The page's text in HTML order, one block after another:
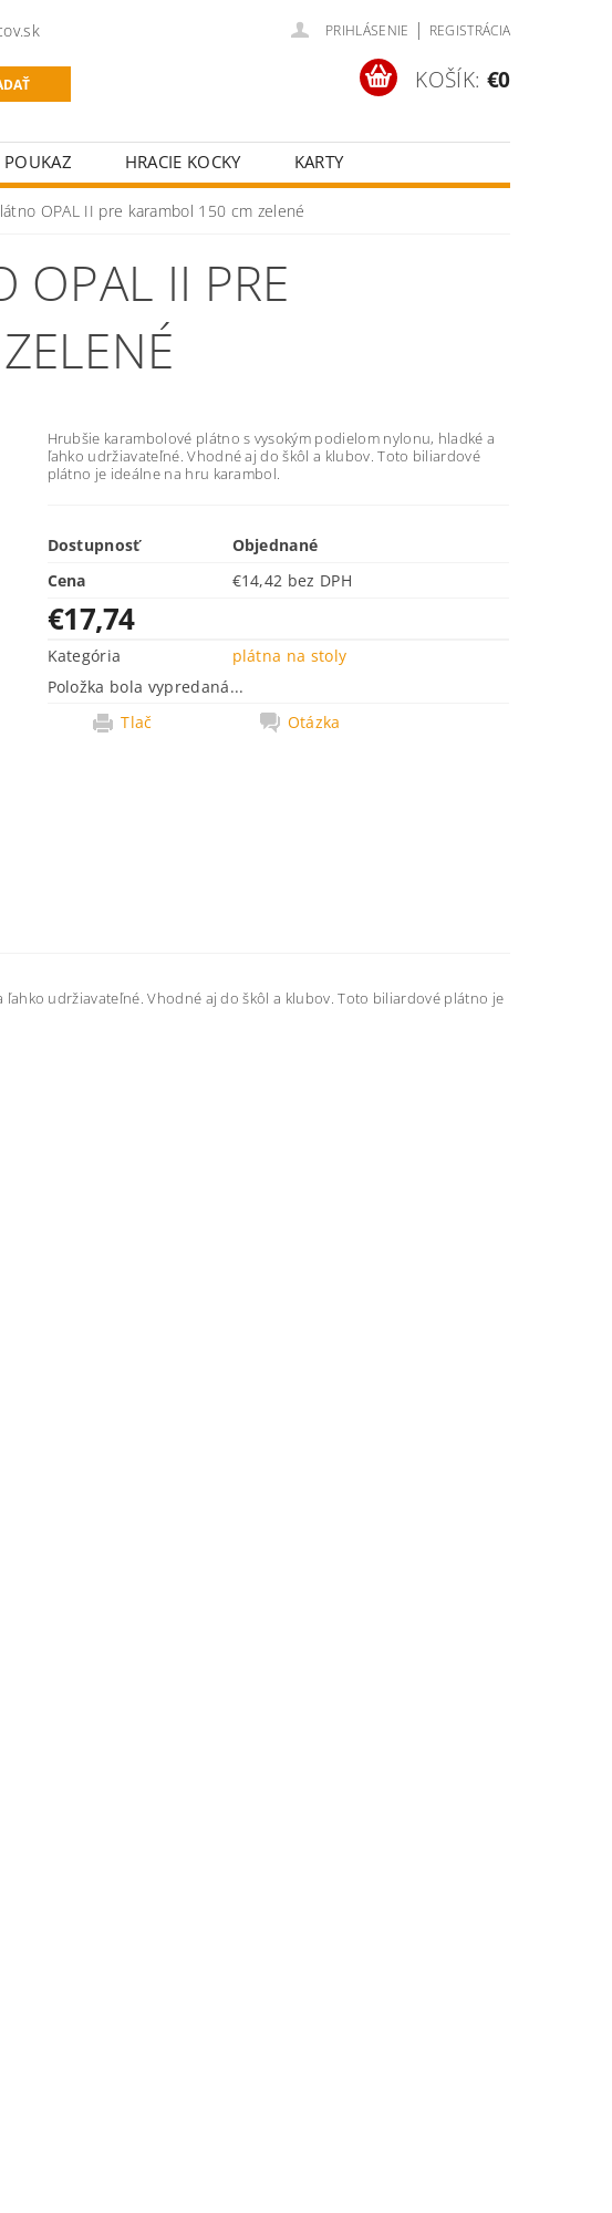
PRIHLÁSENIE | REGISTRÁCIA
KOŠÍK: €0
POUKAZ HRACIE KOCKY
KARTY
PRE HRÁČOV
POKROVÉ SETY
OPAL II pre karambol 150 cm zelené
OPAL II PRE
Hrubšie karambolové plátno s vysokým podielom nylonu, hladké a
ľahko udržiavateľné. Vhodné aj do škôl a klubov. Toto biliardové
plátno je ideálne na hru karambol.
Dostupnosť
Objednané
Cena
€14,42 bez DPH
€17,74
Kategória
plátna na stoly
Položka bola vypredaná...
Tlač
Otázka
udržiavateľné. Vhodné aj do škôl a klubov. Toto biliardové plátno je